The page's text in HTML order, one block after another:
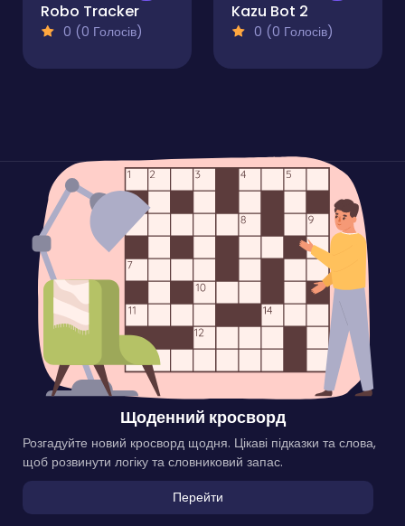
Robo Tracker
0 (0 Голосів)
Kazu Bot 2
0 (0 Голосів)
Щоденний кросворд
Розгадуйте новий кросворд щодня. Цікаві підказки та слова,
щоб розвинути логіку та словниковий запас.
Перейти